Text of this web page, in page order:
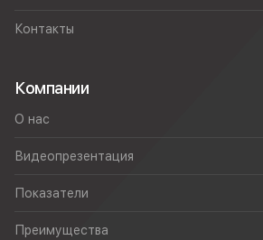
Контакты
Компании
О нас
Видеопрезентация
Показатели
Преимущества